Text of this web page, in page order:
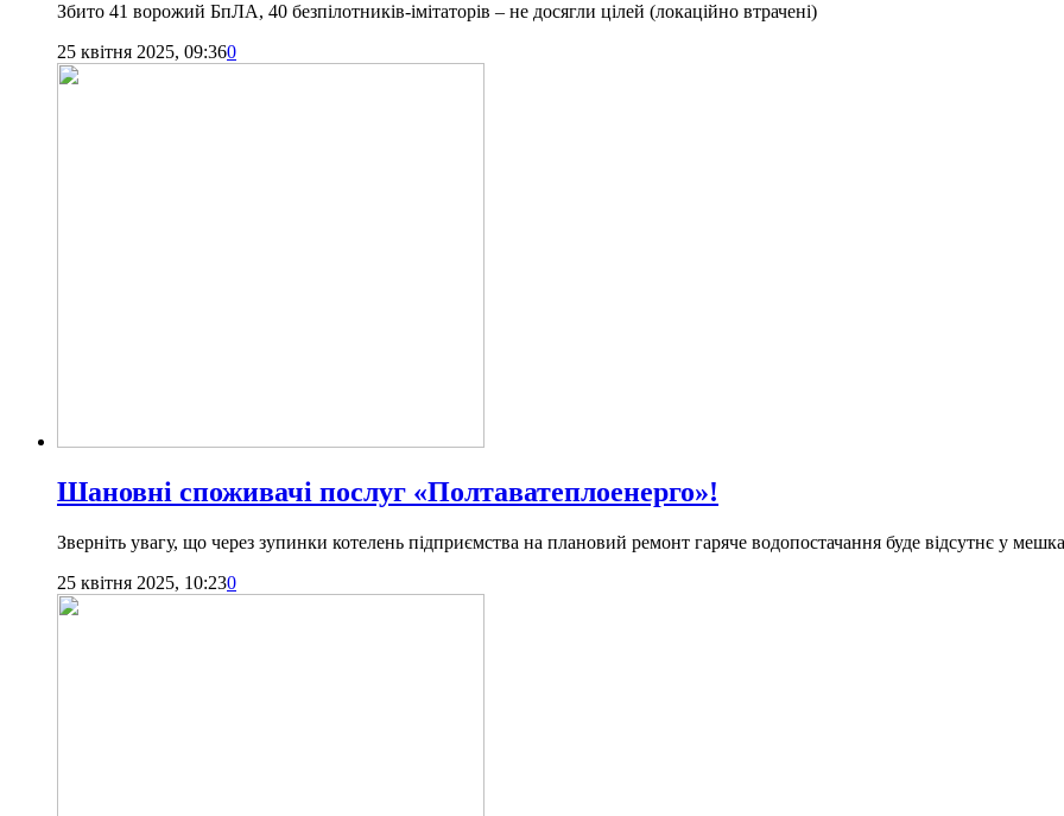
Збито 41 ворожий БпЛА, 40 безпілотників-імітаторів – не досягли цілей (локаційно втрачені)
25 квітня 2025, 09:360
Шановні споживачі послуг «Полтаватеплоенерго»!
Зверніть увагу, що через зупинки котелень підприємства на плановий ремонт гаряче водопостачання буде відсутнє у
25 квітня 2025, 10:230